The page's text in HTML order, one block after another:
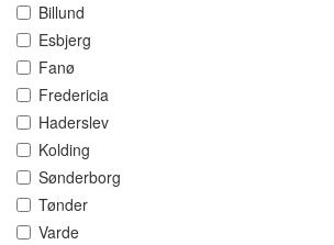
Billund
Esbjerg
Fanø
Fredericia
Haderslev
Kolding
Sønderborg
Tønder
Varde